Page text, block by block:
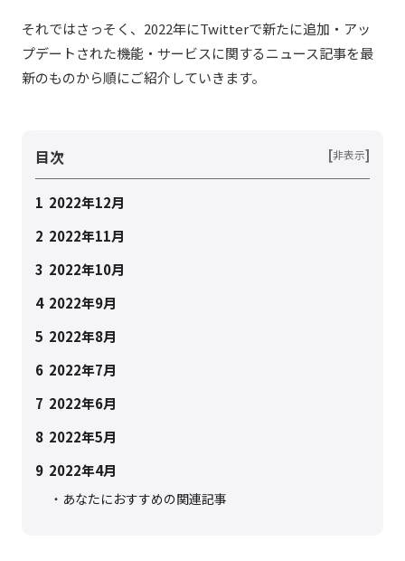
それではさっそく、2022年にTwitterで新たに追加・アッ
プデートされた機能・サービスに関するニュース記事を最
新のものから順にご紹介していきます。
目次 [非表示]
1 2022年12月
2 2022年11月
3 2022年10月
4 2022年9月
5 2022年8月
6 2022年7月
7 2022年6月
8 2022年5月
9 2022年4月
あなたにおすすめの関連記事